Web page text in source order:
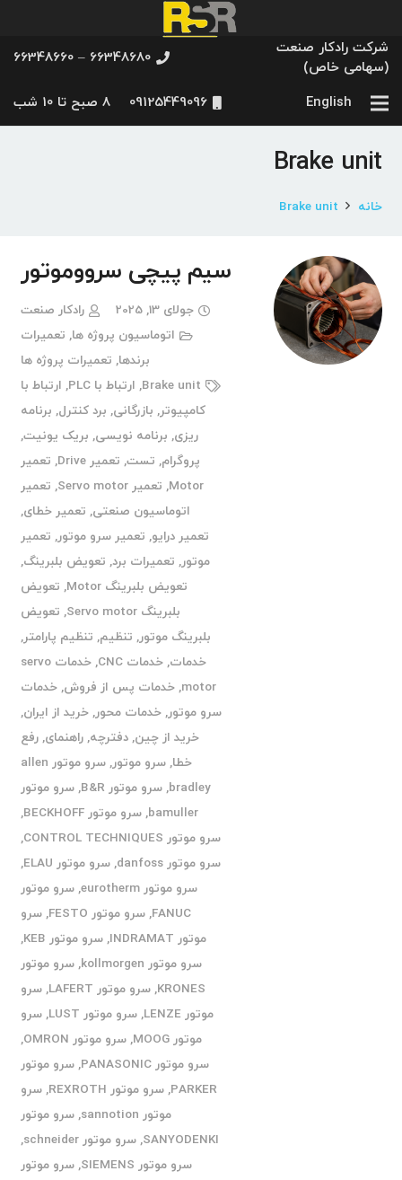
شرکت رادکار صنعت
(سهامی خاص)
66348680 – 66348660
English
09125449096 8 صبح تا 10 شب
Brake unit
خانه Brake unit
سیم پیچی سرووموتور
جولای 13, 2025
رادکار صنعت
اتوماسیون پروژه ها, تعمیرات
برندها, تعمیرات پروژه ها
Brake unit
, ارتباط با PLC , ارتباط با
کامپیوتر, بازرگانی, برد کنترل, برنامه
ریزی, برنامه نویسی, بریک یونیت,
پروگرام, تست, تعمیر Drive , تعمیر
Motor
, تعمیر Servo motor , تعمیر
اتوماسیون صنعتی, تعمیر خطای,
تعمیر درایو, تعمیر سرو موتور, تعمیر
موتور, تعمیرات برد, تعویض بلبرینگ,
تعویض بلبرینگ Motor
, تعویض
بلبرینگ Servo motor
, تعویض
بلبرینگ موتور, تنظیم, تنظیم پارامتر,
خدمات,خدمات CNC ,
خدمات servo
motor
,خدمات پس از فروش,خدمات
سرو موتور,خدمات محور,خرید از ایران,
خرید از چین,دفترچه,راهنمای,رفع
خطا,سرو موتور,
سرو موتور allen
bradley
,سرو موتور B&R ,سرو موتور
bamuller
,سرو موتور BECKHOFF
,
سرو موتور CONTROL TECHNIQUES
,
سرو موتور danfoss
,سرو موتور ELAU
,
سرو موتور eurotherm
,سرو موتور
FANUC
,سرو موتور FESTO ,سرو
موتور INDRAMAT
,سرو موتور KEB
,
سرو موتور kollmorgen
,سرو موتور
KRONES
,سرو موتور LAFERT ,سرو
موتور LENZE
,سرو موتور LUST ,سرو
موتور MOOG
,سرو موتور OMRON
,
سرو موتور PANASONIC
,سرو موتور
PARKER
,سرو موتور REXROTH ,سرو
موتور sannotion
,سرو موتور
SANYODENKI
,سرو موتور schneider
,
سرو موتور SIEMENS
,سرو موتور